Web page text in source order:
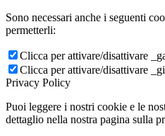
Sono necessari anche i seguenti
permetterli:
Clicca per attivare/disattivare
Clicca per attivare/disattivare
Privacy Policy
Puoi leggere i nostri cookie e le
dettaglio nella nostra pagina sulla